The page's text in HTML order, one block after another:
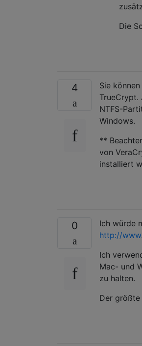
Die
4 Sie können
TrueCrypt.
NTFS-
Windows.
**
von
installiert
0
Ich würde
http://
Ich
Mac- und
zu halten.
Der größte